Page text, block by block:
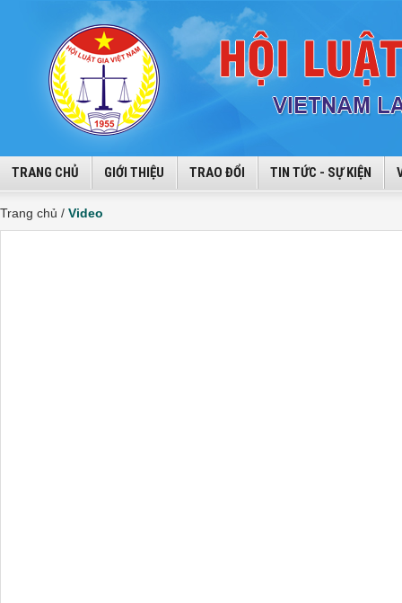
TRANG CHỦ GIỚI THIỆU TRAO ĐỔI TIN TỨC - SỰ KIỆN
Trang chủ / Video